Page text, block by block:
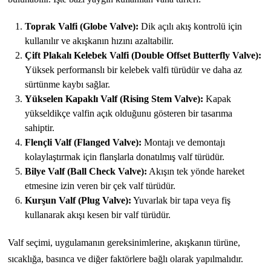
Toprak Valfi (Globe Valve): Dik açılı akış kontrolü için
kullanılır ve akışkanın hızını azaltabilir.
Çift Plakalı Kelebek Valfi (Double Offset Butterfly Valve):
Yüksek performanslı bir kelebek valfi türüdür ve daha az
sürtünme kaybı sağlar.
Yükselen Kapaklı Valf (Rising Stem Valve): Kapak
yükseldikçe valfin açık olduğunu gösteren bir tasarıma
sahiptir.
Flençli Valf (Flanged Valve): Montajı ve demontajı
kolaylaştırmak için flanşlarla donatılmış valf türüdür.
Bilye Valf (Ball Check Valve): Akışın tek yönde hareket
etmesine izin veren bir çek valf türüdür.
Kurşun Valf (Plug Valve): Yuvarlak bir tapa veya fiş
kullanarak akışı kesen bir valf türüdür.
Valf seçimi, uygulamanın gereksinimlerine, akışkanın türüne,
sıcaklığa, basınca ve diğer faktörlere bağlı olarak yapılmalıdır.